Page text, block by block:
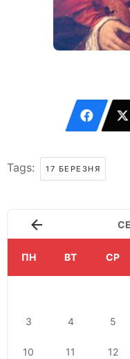
Tags: 17 БЕРЕЗНЯ
ПН ВТ СР
3 4 5
10 11 12